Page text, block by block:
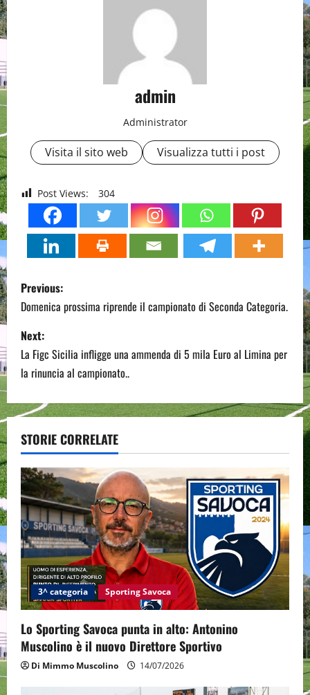
admin
Administrator
Visita il sito web Visualizza tutti i post
Post Views: 304
P
o
s
t
n
a
v
i
g
a
t
i
o
n
Previous:
Domenica prossima riprende il campionato di Seconda Categoria.
Next:
La Figc Sicilia infligge una ammenda di 5 mila Euro al Limina per
la rinuncia al campionato..
STORIE CORRELATE
3^ categoria Sporting Savoca
Lo Sporting Savoca punta in alto: Antonino
Muscolino è il nuovo Direttore Sportivo
Di Mimmo Muscolino 14/07/2026